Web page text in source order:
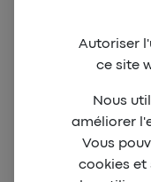
Autoriser
ce site
Nous
améliorer
Vous
cookies et